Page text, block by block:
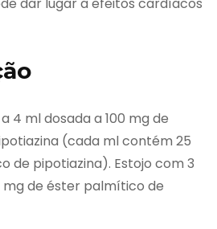
dar lugar a efeitos cardíacos
4 ml dosada a 100 mg de
(cada ml contém 25
de pipotiazina). Estojo com 3
mg de éster palmítico de